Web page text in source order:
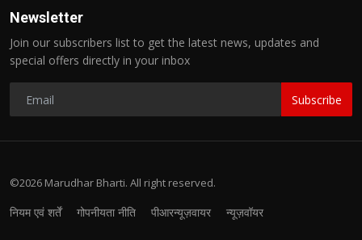
Newsletter
Join our subscribers list to get the latest news, updates and
special offers directly in your inbox
Subscribe
©2026 Marudhar Bharti. All right reserved.
नियम एवं शर्तें गोपनीयता नीति पीआरन्यूज़वायर न्यूज़वॉयर